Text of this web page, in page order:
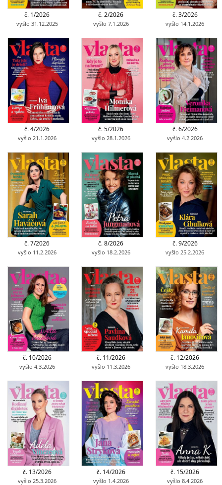
č. 1/2026
vyšlo 31.12.2025
č. 2/2026
vyšlo 7.1.2026
č. 3/2026
vyšlo 14.1.2026
č. 4/2026
vyšlo 21.1.2026
č. 5/2026
vyšlo 28.1.2026
č. 6/2026
vyšlo 4.2.2026
č. 7/2026
vyšlo 11.2.2026
č. 8/2026
vyšlo 18.2.2026
č. 9/2026
vyšlo 25.2.2026
č. 10/2026
vyšlo 4.3.2026
č. 11/2026
vyšlo 11.3.2026
č. 12/2026
vyšlo 18.3.2026
č. 13/2026
vyšlo 25.3.2026
č. 14/2026
vyšlo 1.4.2026
č. 15/2026
vyšlo 8.4.2026